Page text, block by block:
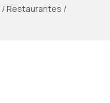
/Restaurantes /